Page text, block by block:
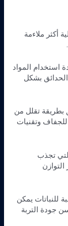
أكثر ملاءمة
استخدام المواد
بشكل
للجفاف وتقنيات
تجذب
للنباتات يمكن
جودة التربة